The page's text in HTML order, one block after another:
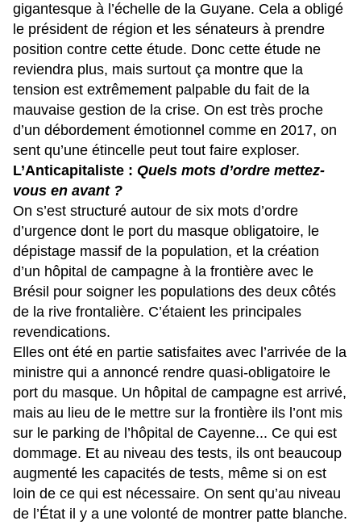
gigantesque à l’échelle de la Guyane. Cela a obligé
le président de région et les sénateurs à prendre
position contre cette étude. Donc cette étude ne
reviendra plus, mais surtout ça montre que la
tension est extrêmement palpable du fait de la
mauvaise gestion de la crise. On est très proche
d’un débordement émotionnel comme en 2017, on
sent qu’une étincelle peut tout faire exploser.
L’Anticapitaliste : Quels mots d’ordre mettez-
vous en avant ?
On s’est structuré autour de six mots d’ordre
d’urgence dont le port du masque obligatoire, le
dépistage massif de la population, et la création
d’un hôpital de campagne à la frontière avec le
Brésil pour soigner les populations des deux côtés
de la rive frontalière. C’étaient les principales
revendications.
Elles ont été en partie satisfaites avec l’arrivée de la
ministre qui a annoncé rendre quasi-obligatoire le
port du masque. Un hôpital de campagne est arrivé,
mais au lieu de le mettre sur la frontière ils l’ont mis
sur le parking de l’hôpital de Cayenne... Ce qui est
dommage. Et au niveau des tests, ils ont beaucoup
augmenté les capacités de tests, même si on est
loin de ce qui est nécessaire. On sent qu’au niveau
de l’État il y a une volonté de montrer patte blanche.